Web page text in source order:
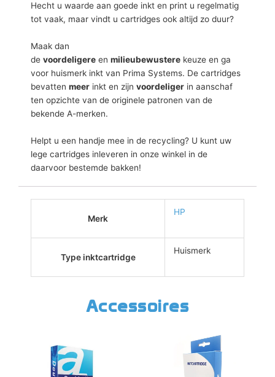
Hecht u waarde aan goede inkt en print u regelmatig
tot vaak, maar vindt u cartridges ook altijd zo duur?
Maak dan
de voordeligere en milieubewustere keuze en ga
voor huismerk inkt van Prima Systems. De cartridges
bevatten meer inkt en zijn voordeliger in aanschaf
ten opzichte van de originele patronen van de
bekende A-merken.
Helpt u een handje mee in de recycling? U kunt uw
lege cartridges inleveren in onze winkel in de
daarvoor bestemde bakken!
Merk
HP
Type inktcartridge
Huismerk
Accessoires